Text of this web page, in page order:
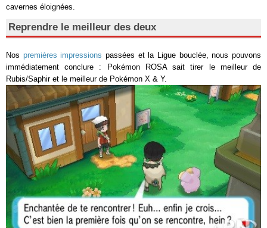
cavernes éloignées.
Reprendre le meilleur des deux
Nos premières impressions passées et la Ligue bouclée, nous pouvons
immédiatement conclure : Pokémon ROSA sait tirer le meilleur de
Rubis/Saphir et le meilleur de Pokémon X & Y.